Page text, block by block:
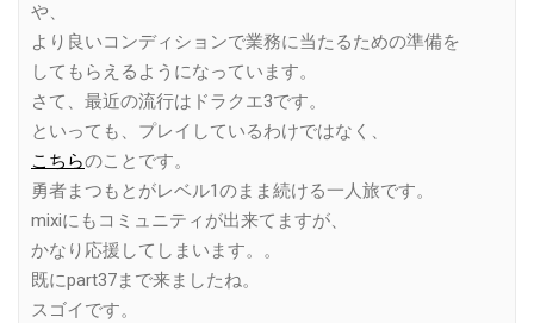
や、
より良いコンディションで業務に当たるための準備を
してもらえるようになっています。
さて、最近の流行はドラクエ3です。
といっても、プレイしているわけではなく、
こちらのことです。
勇者まつもとがレベル1のまま続ける一人旅です。
mixiにもコミュニティが出来てますが、
かなり応援してしまいます。。
既にpart37まで来ましたね。
スゴイです。